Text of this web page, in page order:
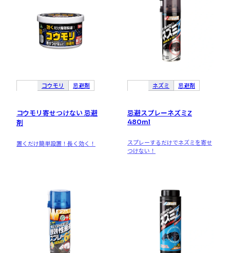
コウモリ 忌避剤
コウモリ寄せつけない 忌避
剤
置くだけ簡単設置！長く効く！
ネズミ 忌避剤
忌避スプレーネズミZ
480ml
スプレーするだけでネズミを寄せ
つけない！